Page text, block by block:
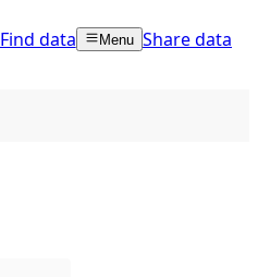
Find data Menu Share data